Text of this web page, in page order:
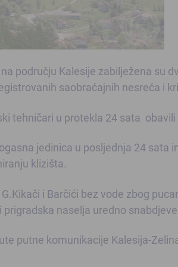
području Kalesije zabilježena su
saobraćajnih nesreća i
tehničari u protekla 24 sata obavili
jedinica u posljednja 24 sata
klizišta.
i Barčići bez vode zbog
naselja uredno
putne komunikacije Kalesija-